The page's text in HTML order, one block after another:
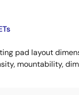
pad layout
mountability,